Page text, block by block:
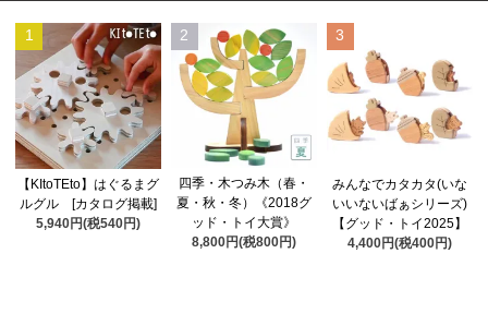
1
【KItoTEto】はぐるまグ
ルグル [カタログ掲載]
5,940円(税540円)
2
四季・木つみ木（春・
夏・秋・冬）《2018グ
ッド・トイ大賞》
8,800円(税800円)
3
みんなでカタカタ(いな
いいないばぁシリーズ)
【グッド・トイ2025】
4,400円(税400円)